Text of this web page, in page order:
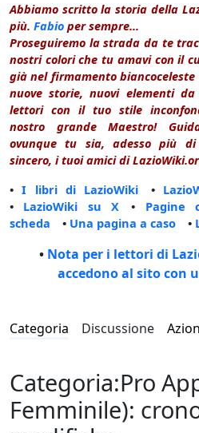
Abbiamo scritto la storia della
più. Fabio per sempre...
Proseguiremo la strada da te
nostri colori che tu amavi con il
già nel firmamento
nuove storie, nuovi elementi
lettori con il tuo stile
nostro grande Maestro!
ovunque tu sia, adesso più
sincero, i tuoi amici di
•I libri di LazioWiki •
• LazioWiki su X • Pagine
scheda • Una pagina a caso •
• Nota per i lettori di
accedono al sito con
Categoria Discussione
Categoria:Pro
Femminile):